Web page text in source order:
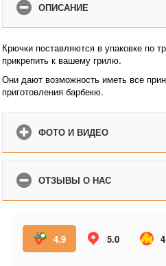
ОПИСАНИЕ
Крючки поставляются в упаковке по
прикрепить к вашему грилю.
Они дают возможность иметь все
приготовления барбекю.
ФОТО И ВИДЕО
ОТЗЫВЫ О НАС
4.9 5.0